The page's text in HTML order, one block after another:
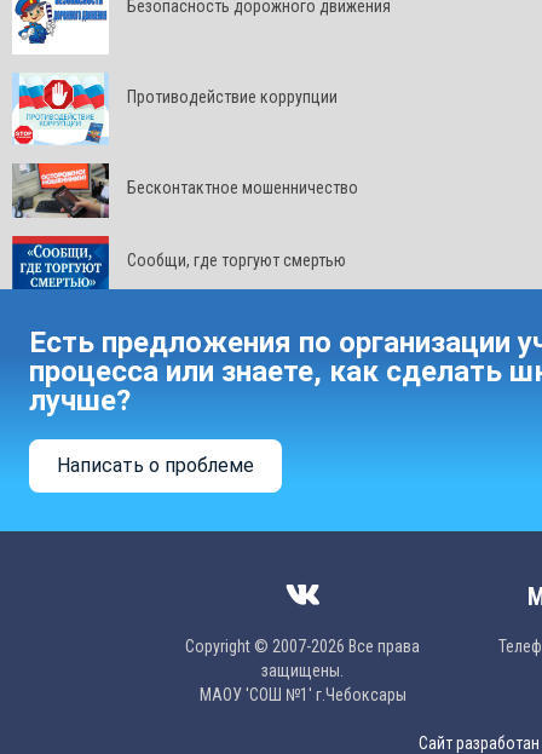
Безопасность дорожного движения
Противодействие коррупции
Бесконтактное мошенничество
Сообщи, где торгуют смертью
Есть предложения по организации
процесса или знаете, как сделать
лучше?
Написать о проблеме
Copyright © 2007-2026 Все права
защищены.
МAОУ 'CОШ №1' г.Чебоксары
Сайт